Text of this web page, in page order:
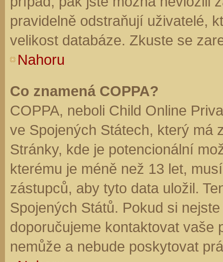
pravidelně odstraňují uživatelé,
velikost databáze. Zkuste se
Nahoru
Co znamená COPPA?
COPPA, neboli Child Online
ve Spojených Státech, který má
Stránky, kde je potencionální
kterému je méně než 13 let,
zástupců, aby tyto data uložil.
Spojených Států. Pokud si
doporučujeme kontaktovat vaše
nemůže a nebude poskytovat